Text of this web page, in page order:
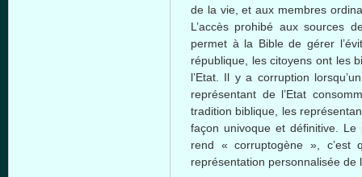
de la vie, et aux membres
L’accès prohibé aux sources
permet à la Bible de gérer
république, les citoyens ont les
l’Etat. Il y a corruption
représentant de l’Etat
tradition biblique, les
façon univoque et définitive.
rend « corruptogène », c’est
représentation personnalisée de